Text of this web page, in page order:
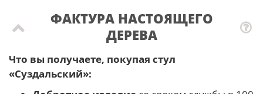
ФАКТУРА НАСТОЯЩЕГО
ДЕРЕВА
Что вы получаете, покупая стул
«Суздальский»: